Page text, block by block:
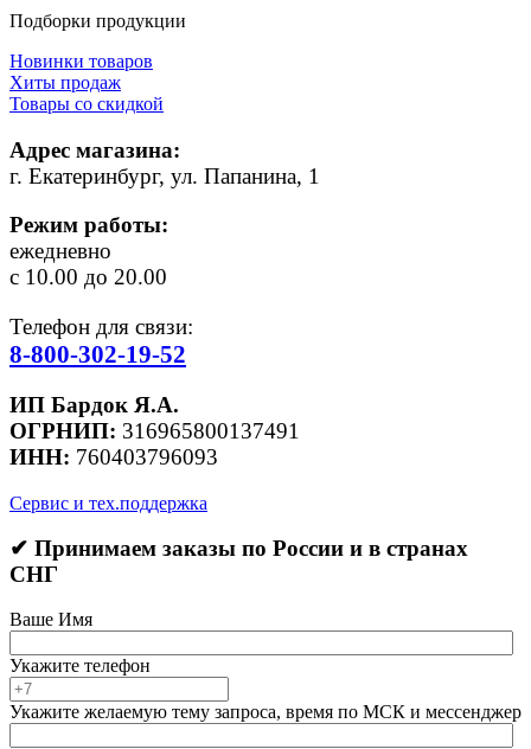
Подборки продукции
Новинки товаров
Хиты продаж
Товары со скидкой
Адрес магазина:
г. Екатеринбург, ул. Папанина, 1
Режим работы:
ежедневно
с 10.00 до 20.00
Телефон для связи:
8-800-302-19-52
ИП Бардок Я.А.
ОГРНИП: 316965800137491
ИНН: 760403796093
Сервис и тех.поддержка
✔ Принимаем заказы по России и в странах
СНГ
Ваше Имя
Укажите телефон
Укажите желаемую тему запроса, время по МСК и мессенджер